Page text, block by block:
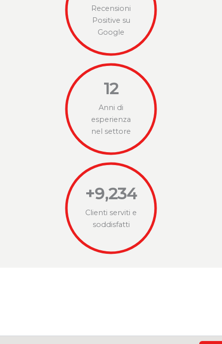
Recensioni
Positive su
Google
12
Anni di
esperienza
nel settore
+9,234
Clienti serviti e
soddisfatti